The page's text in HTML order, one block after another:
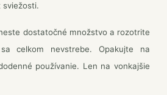
sviežosti.
dostatočné množstvo a rozotrite
celkom nevstrebe. Opakujte na
používanie. Len na vonkajšie